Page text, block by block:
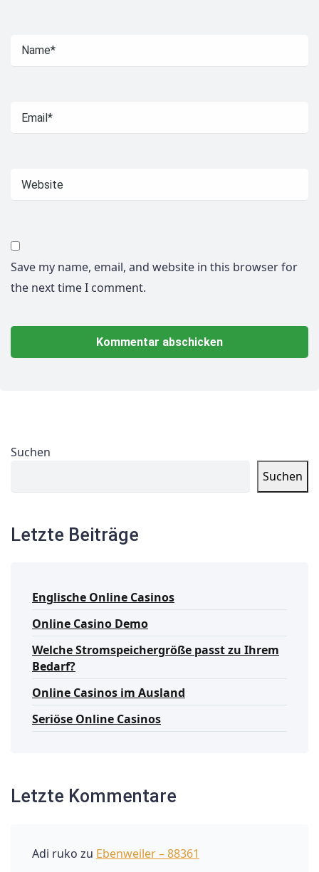
Save my name, email, and website in this browser for
the next time I comment.
Suchen
Suchen
Letzte Beiträge
Englische Online Casinos
Online Casino Demo
Welche Stromspeichergröße passt zu Ihrem
Bedarf?
Online Casinos im Ausland
Seriöse Online Casinos
Letzte Kommentare
Adi ruko zu Ebenweiler – 88361